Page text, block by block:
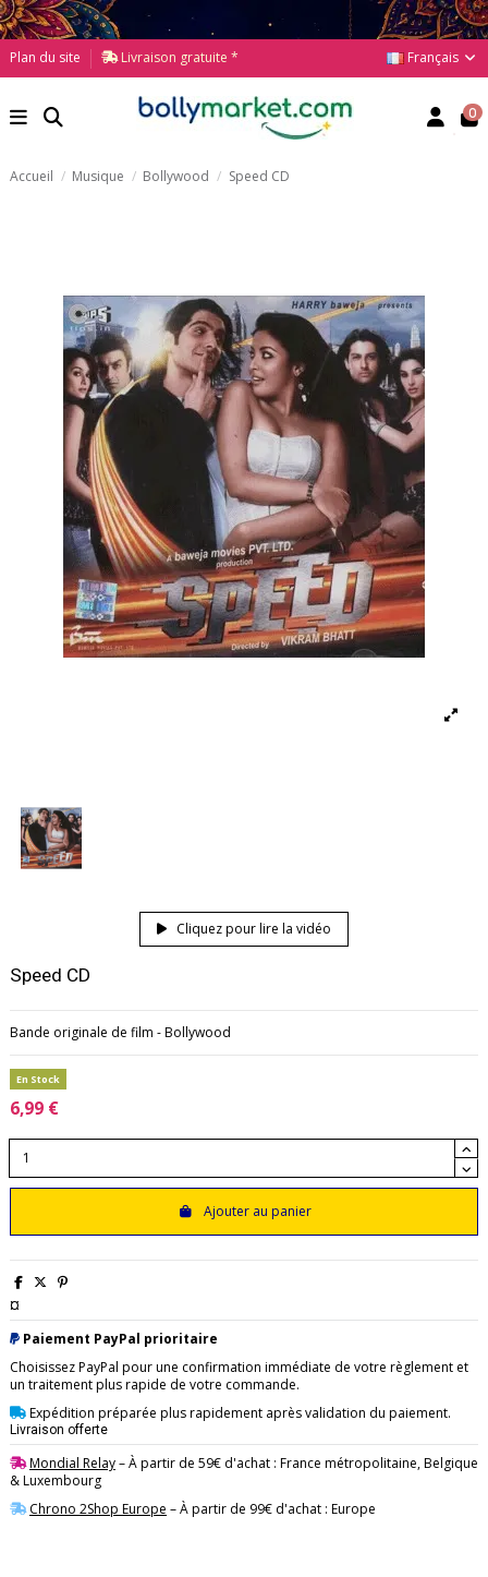
Plan du site Livraison gratuite * Français
0
Accueil Musique Bollywood Speed CD
Cliquez pour lire la vidéo
Speed CD
Bande originale de film - Bollywood
En Stock
6,99 €
Ajouter au panier
¤
Paiement PayPal prioritaire
Choisissez PayPal pour une confirmation immédiate de votre règlement et
un traitement plus rapide de votre commande.
Expédition préparée plus rapidement après validation du paiement.
Livraison offerte
Mondial Relay– À partir de 59€ d'achat : France métropolitaine, Belgique
& Luxembourg
Chrono 2Shop Europe – À partir de 99€ d'achat : Europe